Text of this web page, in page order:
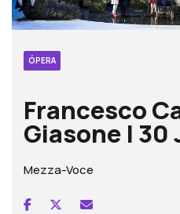
ÓPERA
Francesco
Giasone | 30
Mezza-Voce